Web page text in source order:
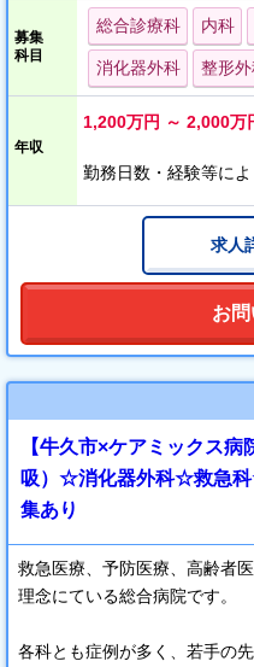
福利厚生の充実や職場環境の
く実践しています。
募集
科目
総合診療科 内科
消化器外科 整形
年収
1,200万円 ～ 2,000万
勤務日数・経験等に
求人
お
【牛久市×ケアミックス
吸）☆消化器外科☆救急
集あり
救急医療、予防医療、高齢者
理念にている総合病院です。
各科とも症例が多く、若手の